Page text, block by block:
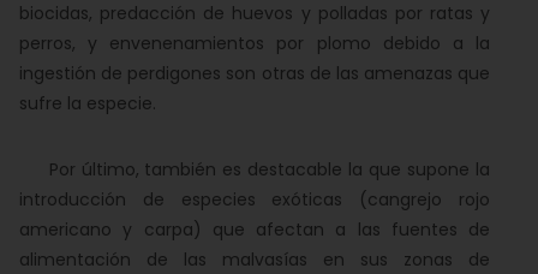
biocidas, predacción de huevos y polladas por ratas y
perros, y envenenamientos por plomo debido a la
ingestión de perdigones son otras de las amenazas que
sufre la especie.
Por último, también es destacable la que supone la
introducción de especies exóticas (cangrejo rojo
americano y carpa) que afectan a las fuentes de
alimentación de las malvasías en sus zonas de